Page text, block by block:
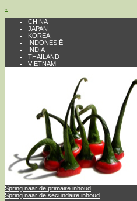
↓
CHINA
JAPAN
KOREA
INDONESIË
INDIA
THAILAND
VIETNAM
Spring naar de primaire inhoud
Spring naar de secundaire inhoud